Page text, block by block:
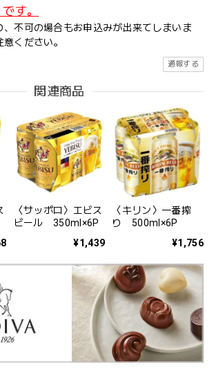
す。
、不可の場合もお申込みが出来てしまいま
ください。
通報する
関連商品
〈サッポロ〉エビス
ビール 350ml×6P
¥1,439
〈キリン〉一番搾
り 500ml×6P
¥1,756